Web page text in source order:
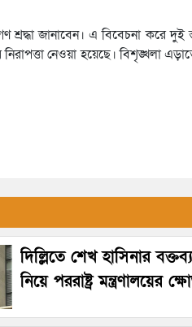
জানাবেন। এ বিবেচনা করে দুই
নেওয়া হয়েছে। বিশৃঙ্খলা
দিল্লিতে শেখ হাসিনার
নিয়ে পররাষ্ট্র মন্ত্রণালয়ের